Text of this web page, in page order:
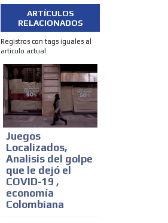
ARTÍCULOS
RELACIONADOS
Registros con tags iguales al
articulo actual.
Juegos
Localizados,
Analisis del golpe
que le dejó el
COVID-19 ,
economía
Colombiana